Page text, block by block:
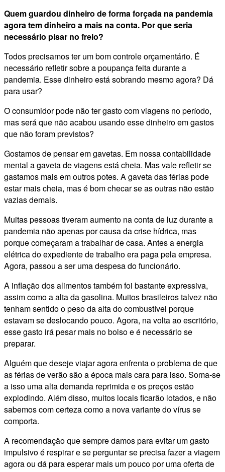
Quem guardou dinheiro de forma forçada na pandemia
agora tem dinheiro a mais na conta. Por que seria
necessário pisar no freio?
Todos precisamos ter um bom controle orçamentário. É
necessário refletir sobre a poupança feita durante a
pandemia. Esse dinheiro está sobrando mesmo agora? Dá
para usar?
O consumidor pode não ter gasto com viagens no período,
mas será que não acabou usando esse dinheiro em gastos
que não foram previstos?
Gostamos de pensar em gavetas. Em nossa contabilidade
mental a gaveta de viagens está cheia. Mas vale refletir se
gastamos mais em outros potes. A gaveta das férias pode
estar mais cheia, mas é bom checar se as outras não estão
vazias demais.
Muitas pessoas tiveram aumento na conta de luz durante a
pandemia não apenas por causa da crise hídrica, mas
porque começaram a trabalhar de casa. Antes a energia
elétrica do expediente de trabalho era paga pela empresa.
Agora, passou a ser uma despesa do funcionário.
A inflação dos alimentos também foi bastante expressiva,
assim como a alta da gasolina. Muitos brasileiros talvez não
tenham sentido o peso da alta do combustível porque
estavam se deslocando pouco. Agora, na volta ao escritório,
esse gasto irá pesar mais no bolso e é necessário se
preparar.
Alguém que deseje viajar agora enfrenta o problema de que
as férias de verão são a época mais cara para isso. Soma-se
a isso uma alta demanda reprimida e os preços estão
explodindo. Além disso, muitos locais ficarão lotados, e não
sabemos com certeza como a nova variante do vírus se
comporta.
A recomendação que sempre damos para evitar um gasto
impulsivo é respirar e se perguntar se precisa fazer a viagem
agora ou dá para esperar mais um pouco por uma oferta de